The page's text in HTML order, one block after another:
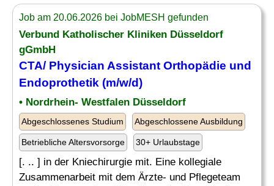
Job am 20.06.2026 bei JobMESH gefunden
Verbund Katholischer Kliniken Düsseldorf
gGmbH
CTA/ Physician Assistant Orthopädie und
Endoprothetik (m/w/d)
• Nordrhein- Westfalen Düsseldorf
Abgeschlossenes Studium Abgeschlossene Ausbildung
Betriebliche Altersvorsorge 30+ Urlaubstage
[. .. ] in der Kniechirurgie mit. Eine kollegiale
Zusammenarbeit mit dem Ärzte- und Pflegeteam